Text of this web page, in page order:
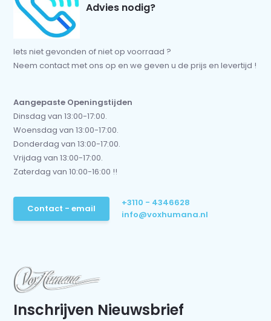
Advies nodig?
Iets niet gevonden of niet op voorraad ?
Neem contact met ons op en we geven u de prijs en levertijd !
Aangepaste Openingstijden
Dinsdag van 13:00-17:00.
Woensdag van 13:00-17:00.
Donderdag van 13:00-17:00.
Vrijdag van 13:00-17:00.
Zaterdag van 10:00-16:00 !!
Contact - email
+3110 - 4346628
info@voxhumana.nl
Inschrijven Nieuwsbrief